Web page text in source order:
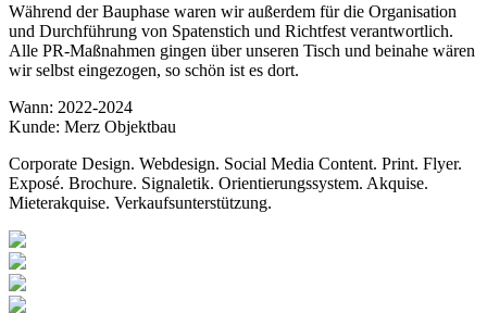
Während der Bauphase waren wir außerdem für die Organisation
und Durchführung von Spatenstich und Richtfest verantwortlich.
Alle PR-Maßnahmen gingen über unseren Tisch und beinahe wären
wir selbst eingezogen, so schön ist es dort.
Wann: 2022-2024
Kunde: Merz Objektbau
Corporate Design. Webdesign. Social Media Content. Print. Flyer.
Exposé. Brochure. Signaletik. Orientierungssystem. Akquise.
Mieterakquise. Verkaufsunterstützung.